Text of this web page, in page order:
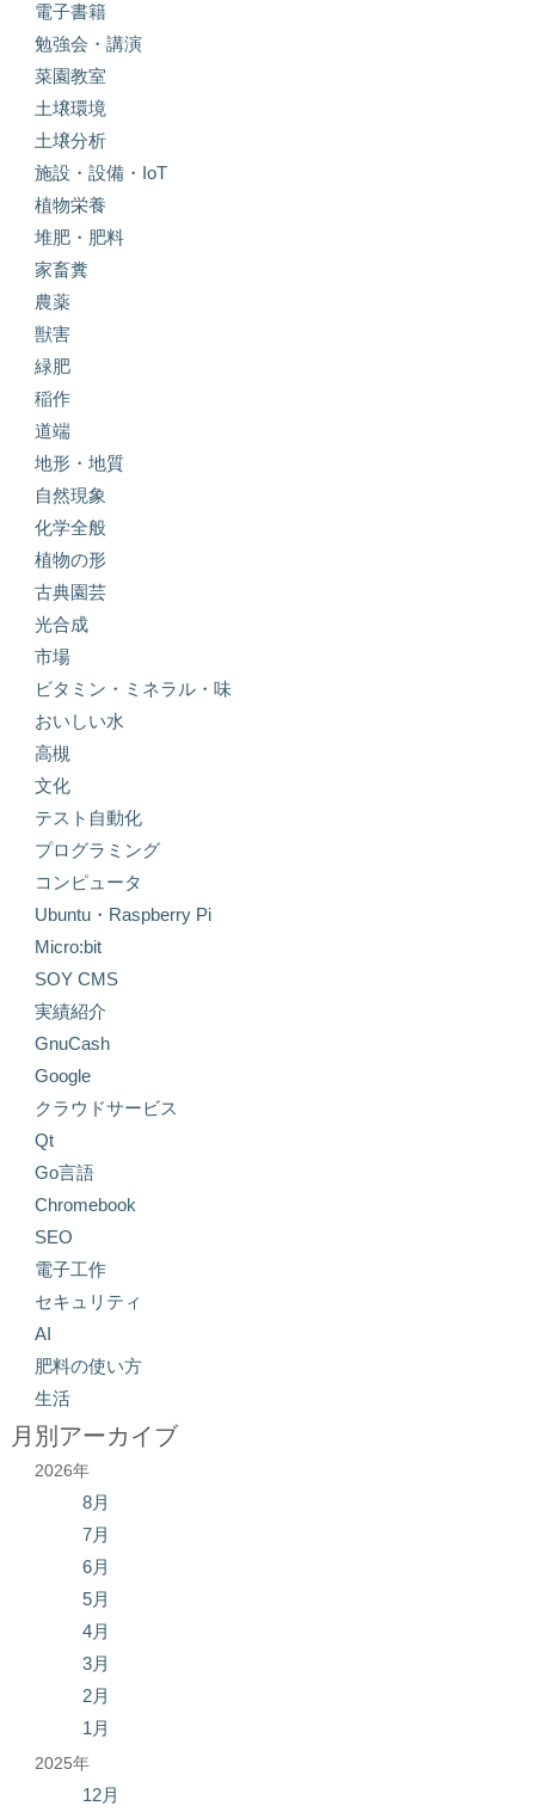
電子書籍
勉強会・講演
菜園教室
土壌環境
土壌分析
施設・設備・IoT
植物栄養
堆肥・肥料
家畜糞
農薬
獣害
緑肥
稲作
道端
地形・地質
自然現象
化学全般
植物の形
古典園芸
光合成
市場
ビタミン・ミネラル・味
おいしい水
高槻
文化
テスト自動化
プログラミング
コンピュータ
Ubuntu・Raspberry Pi
Micro:bit
SOY CMS
実績紹介
GnuCash
Google
クラウドサービス
Qt
Go言語
Chromebook
SEO
電子工作
セキュリティ
AI
肥料の使い方
生活
月別アーカイブ
2026年
8月
7月
6月
5月
4月
3月
2月
1月
2025年
12月